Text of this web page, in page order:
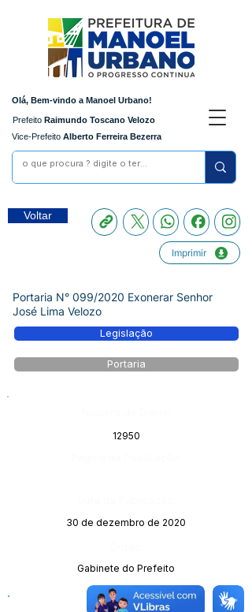
Olá, Bem-vindo a Manoel Urbano!
Prefeito Raimundo Toscano Velozo
Vice-Prefeito Alberto Ferreira Bezerra
Voltar
Imprimir
Portaria N° 099/2020 Exonerar Senhor
José Lima Velozo
Legislação
Portaria
12950
30 de dezembro de 2020
Gabinete do Prefeito